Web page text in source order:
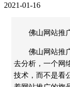
2021-01-16
佛山网站推
佛山网站推
去分析，一个网
技术，而不是看